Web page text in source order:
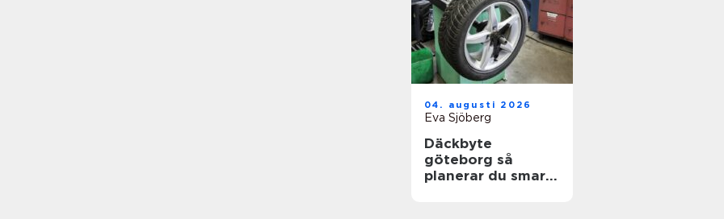
04. augusti 2026
Eva Sjöberg
Däckbyte
göteborg så
planerar du smart